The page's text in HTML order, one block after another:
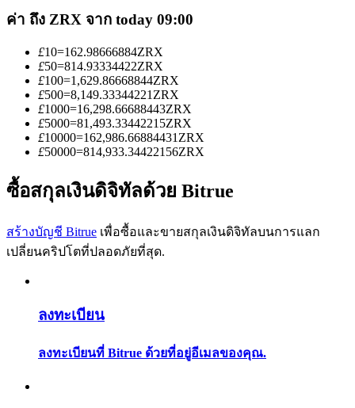
ข้อมูล
การวิเคราะห์ข้อมูลขนาดใหญ่ รวมถึงข้อมูลการค้า ฯลฯ
คู่มือเริ่มต้นฟิวเจอร์ส
ค่า ถึง ZRX จาก today 09:00
£10=162.98666884ZRX
£50=814.93334422ZRX
£100=1,629.86668844ZRX
£500=8,149.33344221 ZRX
£1000=16,298.66688443ZRX
£5000=81,493.33442215ZRX
£10000=162,986.66884431 ZRX
£50000=814,933.34422156ZRX
ซื้อสกุลเงินดิจิทัลด้วย Bitrue
สร้างบัญชี Bitrue เพื่อซื้อและขายสกุลเงินดิจิทัลบนการแลก
เปลี่ยนคริปโตที่ปลอดภัยที่สุด.
ลงทะเบียน
ลงทะเบียนที่ Bitrue ด้วยที่อยู่อีเมลของคุณ.